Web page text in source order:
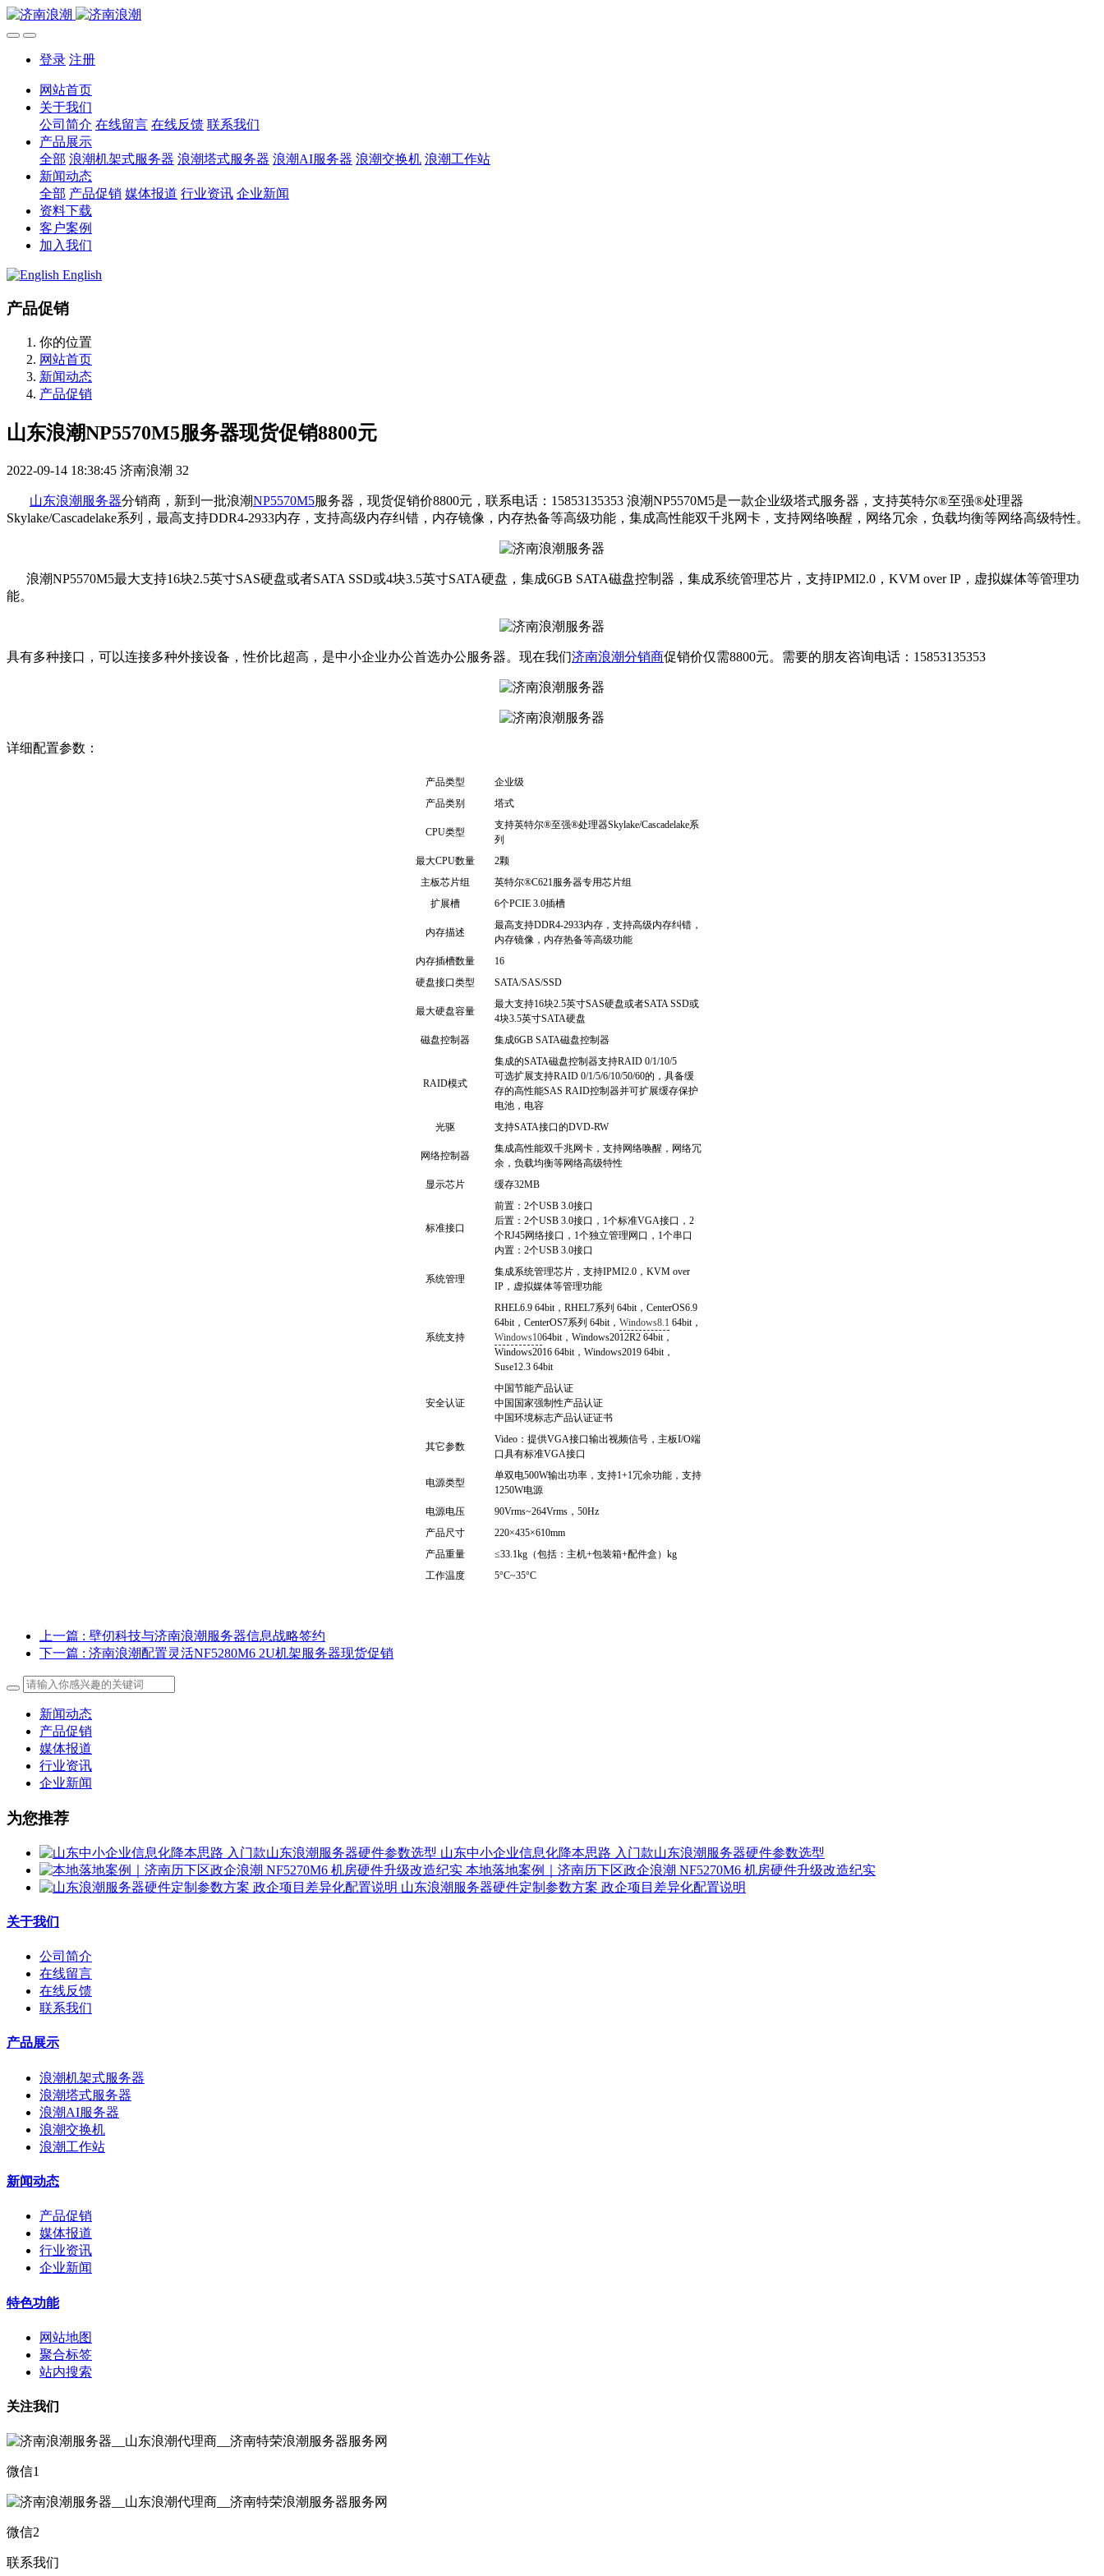
登录 注册
网站首页
关于我们
公司简介 在线留言 在线反馈 联系我们
产品展示
全部 浪潮机架式服务器 浪潮塔式服务器 浪潮AI服务器 浪潮交换机 浪潮工作站
新闻动态
全部 产品促销 媒体报道 行业资讯 企业新闻
资料下载
客户案例
加入我们
English
产品促销
你的位置
网站首页
新闻动态
产品促销
山东浪潮NP5570M5服务器现货促销8800元
2022-09-14 18:38:45 济南浪潮 32
山东浪潮服务器分销商，新到一批浪潮NP5570M5服务器，现货促销价8800元，联系电话：15853135353 浪潮NP5570M5是一款企业级塔式服务器，支持英特尔®至强®处理器
Skylake/Cascadelake系列，最高支持DDR4-2933内存，支持高级内存纠错，内存镜像，内存热备等高级功能，集成高性能双千兆网卡，支持网络唤醒，网络冗余，负载均衡等网络高级特性。
浪潮NP5570M5最大支持16块2.5英寸SAS硬盘或者SATA SSD或4块3.5英寸SATA硬盘，集成6GB SATA磁盘控制器，集成系统管理芯片，支持IPMI2.0，KVM over IP，虚拟媒体等管理功
能。
具有多种接口，可以连接多种外接设备，性价比超高，是中小企业办公首选办公服务器。现在我们济南浪潮分销商促销价仅需8800元。需要的朋友咨询电话：15853135353
详细配置参数：
产品类型
企业级
产品类别
塔式
CPU类型
支持英特尔®至强®处理器Skylake/Cascadelake系
列
最大CPU数量
2颗
主板芯片组
英特尔®C621服务器专用芯片组
扩展槽
6个PCIE 3.0插槽
内存描述
最高支持DDR4-2933内存，支持高级内存纠错，
内存镜像，内存热备等高级功能
内存插槽数量
16
硬盘接口类型
SATA/SAS/SSD
最大硬盘容量
最大支持16块2.5英寸SAS硬盘或者SATA SSD或
4块3.5英寸SATA硬盘
磁盘控制器
集成6GB SATA磁盘控制器
RAID模式
集成的SATA磁盘控制器支持RAID 0/1/10/5
可选扩展支持RAID 0/1/5/6/10/50/60的，具备缓
存的高性能SAS RAID控制器并可扩展缓存保护
电池，电容
光驱
支持SATA接口的DVD-RW
网络控制器
集成高性能双千兆网卡，支持网络唤醒，网络冗
余，负载均衡等网络高级特性
显示芯片
缓存32MB
标准接口
前置：2个USB 3.0接口
后置：2个USB 3.0接口，1个标准VGA接口，2
个RJ45网络接口，1个独立管理网口，1个串口
内置：2个USB 3.0接口
系统管理
集成系统管理芯片，支持IPMI2.0，KVM over
IP，虚拟媒体等管理功能
系统支持
RHEL6.9 64bit，RHEL7系列 64bit，CenterOS6.9
64bit，CenterOS7系列 64bit， Windows8.1 64bit，
Windows1064bit，Windows2012R2 64bit，
Windows2016 64bit，Windows2019 64bit，
Suse12.3 64bit
安全认证
中国节能产品认证
中国国家强制性产品认证
中国环境标志产品认证证书
其它参数
Video：提供VGA接口输出视频信号，主板I/O端
口具有标准VGA接口
电源类型
单双电500W输出功率，支持1+1冗余功能，支持
1250W电源
电源电压
90Vrms~264Vrms，50Hz
产品尺寸
220×435×610mm
产品重量
≤33.1kg（包括：主机+包装箱+配件盒）kg
工作温度
5°C~35°C
上一篇 : 壁仞科技与济南浪潮服务器信息战略签约
下一篇 : 济南浪潮配置灵活NF5280M6 2U机架服务器现货促销
新闻动态
产品促销
媒体报道
行业资讯
企业新闻
为您推荐
山东中小企业信息化降本思路 入门款山东浪潮服务器硬件参数选型
本地落地案例｜济南历下区政企浪潮 NF5270M6 机房硬件升级改造纪实
山东浪潮服务器硬件定制参数方案 政企项目差异化配置说明
关于我们
公司简介
在线留言
在线反馈
联系我们
产品展示
浪潮机架式服务器
浪潮塔式服务器
浪潮AI服务器
浪潮交换机
浪潮工作站
新闻动态
产品促销
媒体报道
行业资讯
企业新闻
特色功能
网站地图
聚合标签
站内搜索
关注我们
微信1
微信2
联系我们